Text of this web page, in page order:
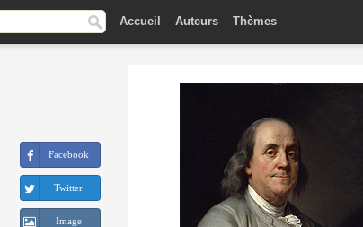
Accueil Auteurs Thèmes
Facebook
Twitter
Image